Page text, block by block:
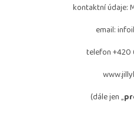
kontaktní údaje:
email:
telefon +420
(dále jen „